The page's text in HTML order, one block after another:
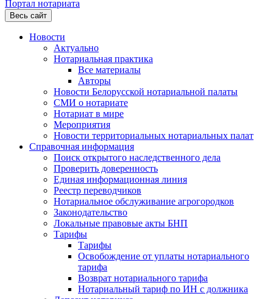
Портал нотариата
Весь сайт
Новости
Актуально
Нотариальная практика
Все материалы
Авторы
Новости Белорусской нотариальной палаты
СМИ о нотариате
Нотариат в мире
Мероприятия
Новости территориальных нотариальных палат
Справочная информация
Поиск открытого наследственного дела
Проверить доверенность
Единая информационная линия
Реестр переводчиков
Нотариальное обслуживание агрогородков
Законодательство
Локальные правовые акты БНП
Тарифы
Тарифы
Освобождение от уплаты нотариального
тарифа
Возврат нотариального тарифа
Нотариальный тариф по ИН с должника